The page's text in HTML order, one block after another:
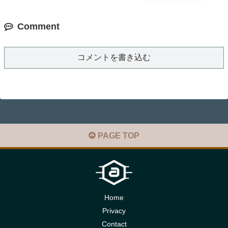
Comment
コメントを書き込む
PAGE TOP
Home
Privacy
Contact